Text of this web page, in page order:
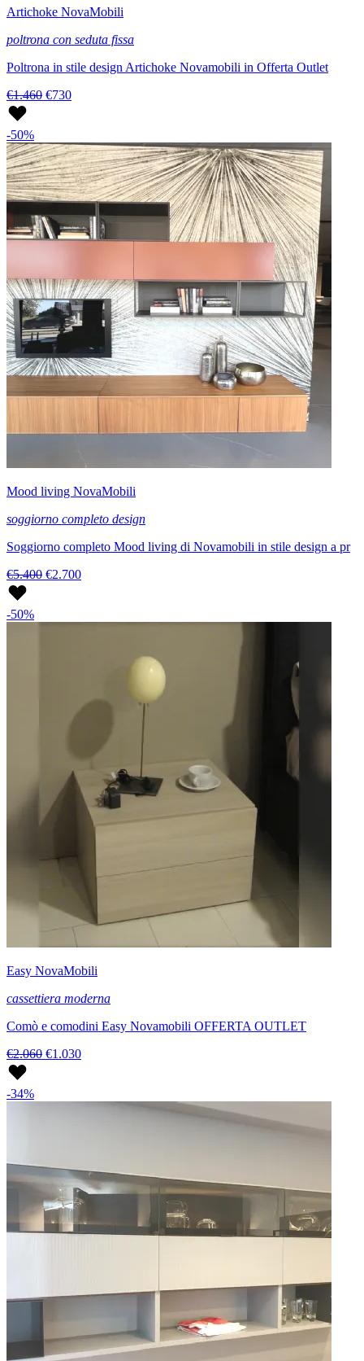
Artichoke NovaMobili
poltrona con seduta fissa
Poltrona in stile design Artichoke Novamobili in Offerta Outlet
€1.460 €730
-50%
Mood living NovaMobili
soggiorno completo design
Soggiorno completo Mood living di Novamobili in stile design a pr
€5.400 €2.700
-50%
Easy NovaMobili
cassettiera moderna
Comò e comodini Easy Novamobili OFFERTA OUTLET
€2.060 €1.030
-34%